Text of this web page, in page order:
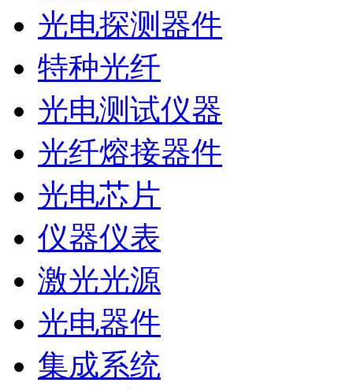
光电探测器件
特种光纤
光电测试仪器
光纤熔接器件
光电芯片
仪器仪表
激光光源
光电器件
集成系统